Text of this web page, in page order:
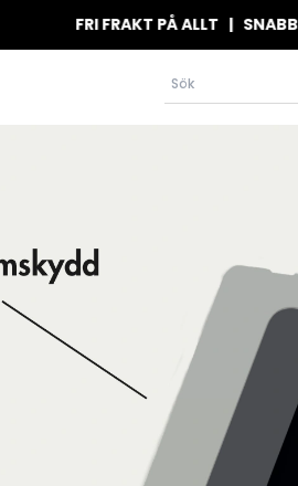
FRI FRAKT PÅ ALLT | SNABB LEVERANS